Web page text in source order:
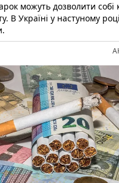
можуть дозволити собі
В Україні у настуному